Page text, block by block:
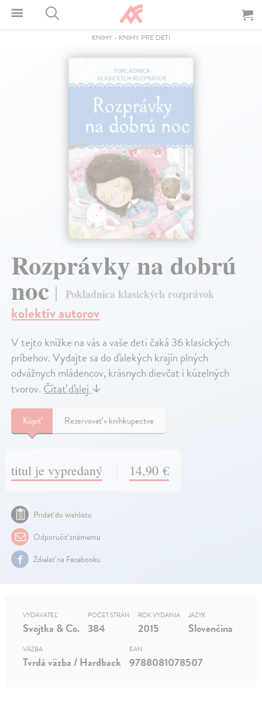
KNIHY - KNIHY PRE DETI
Rozprávky na dobrú
noc Pokladnica klasických rozprávok
kolektív autorov
V tejto knižke na vás a vaše deti čaká 36 klasických
príbehov. Vydajte sa do ďalekých krajín plných
odvážnych mládencov, krásnych dievčat i kúzelných
tvorov.Čítať ďalej↓
Kúpiť Rezervovať v kníhkupectve
titul je vypredaný 14,90 €
Pridať do wishlistu
Odporučiť známemu
Zdielať na Facebooku
VYDAVATEĽ
Svojtka & Co.
POČET STRÁN
384
ROK VYDANIA
2015
JAZYK
Slovenčina
VÄZBA
Tvrdá väzba / Hardback
EAN
9788081078507